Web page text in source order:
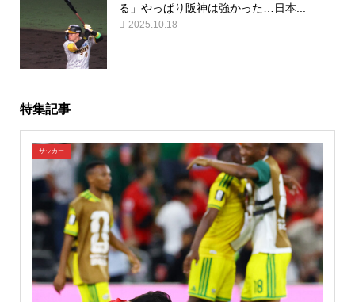
る」やっぱり阪神は強かった…日本...
2025.10.18
特集記事
サッカー